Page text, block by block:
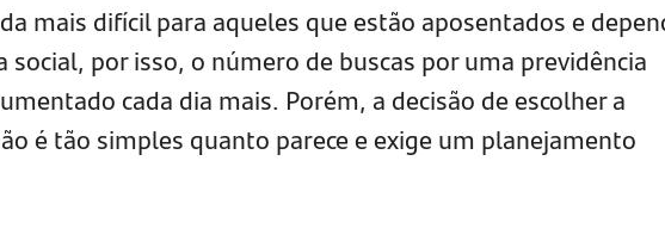
mais difícil para aqueles que estão aposentados e
social, por isso, o número de buscas por uma previdência
cada dia mais. Porém, a decisão de escolher a
é tão simples quanto parece e exige um planejamento